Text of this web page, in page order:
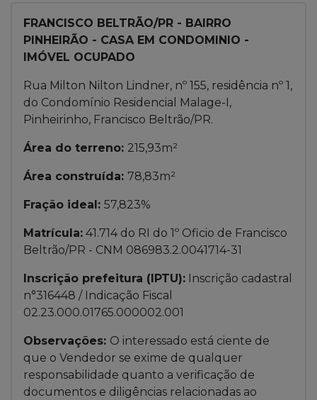
FRANCISCO BELTRÃO/PR - BAIRRO
PINHEIRÃO - CASA EM CONDOMINIO -
IMÓVEL OCUPADO
Rua Milton Nilton Lindner, nº 155, residência nº 1,
do Condomínio Residencial Malage-I,
Pinheirinho, Francisco Beltrão/PR.
Área do terreno: 215,93m²
Área construída: 78,83m²
Fração ideal: 57,823%
Matrícula: 41.714 do RI do 1º Oficio de Francisco
Beltrão/PR - CNM 086983.2.0041714-31
Inscrição prefeitura (IPTU): Inscrição cadastral
n°316448 / Indicação Fiscal
02.23.000.01765.000002.001
Observações: O interessado está ciente de
que o Vendedor se exime de qualquer
responsabilidade quanto a verificação de
documentos e diligências relacionadas ao